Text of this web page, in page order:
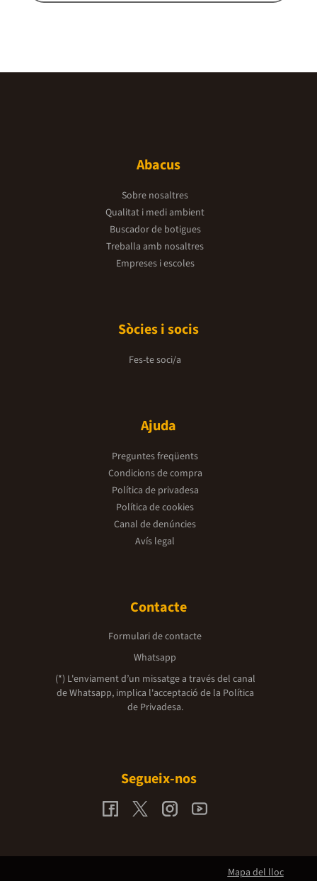
Abacus
Sobre nosaltres
Qualitat i medi ambient
Buscador de botigues
Treballa amb nosaltres
Empreses i escoles
Sòcies i socis
Fes-te soci/a
Ajuda
Preguntes freqüents
Condicions de compra
Política de privadesa
Política de cookies
Canal de denúncies
Avís legal
Contacte
Formulari de contacte
Whatsapp
(*) L'enviament d’un missatge a través del canal
de Whatsapp, implica l'acceptació de la Política
de Privadesa.
Segueix-nos
Mapa del lloc